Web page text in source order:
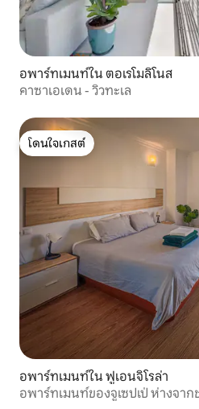
อพาร์ทเมนท์ใน ตอเรโมลิโนส
คาซาเอเดน - วิวทะเล
โดนใจเกสต์
โดนใจเกสต์
อพาร์ทเมนท์ใน ฟูเอนจิโรล่า
อพาร์ทเมนท์ของจูเซปเป่ ห่างจาก